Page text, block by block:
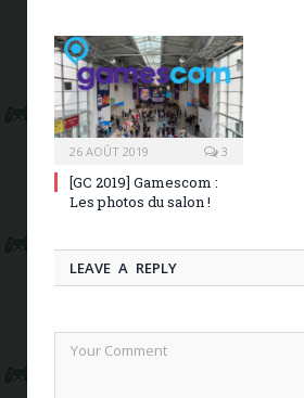
26 AOÛT 2019 3
[GC 2019] Gamescom :
Les photos du salon !
LEAVE A REPLY